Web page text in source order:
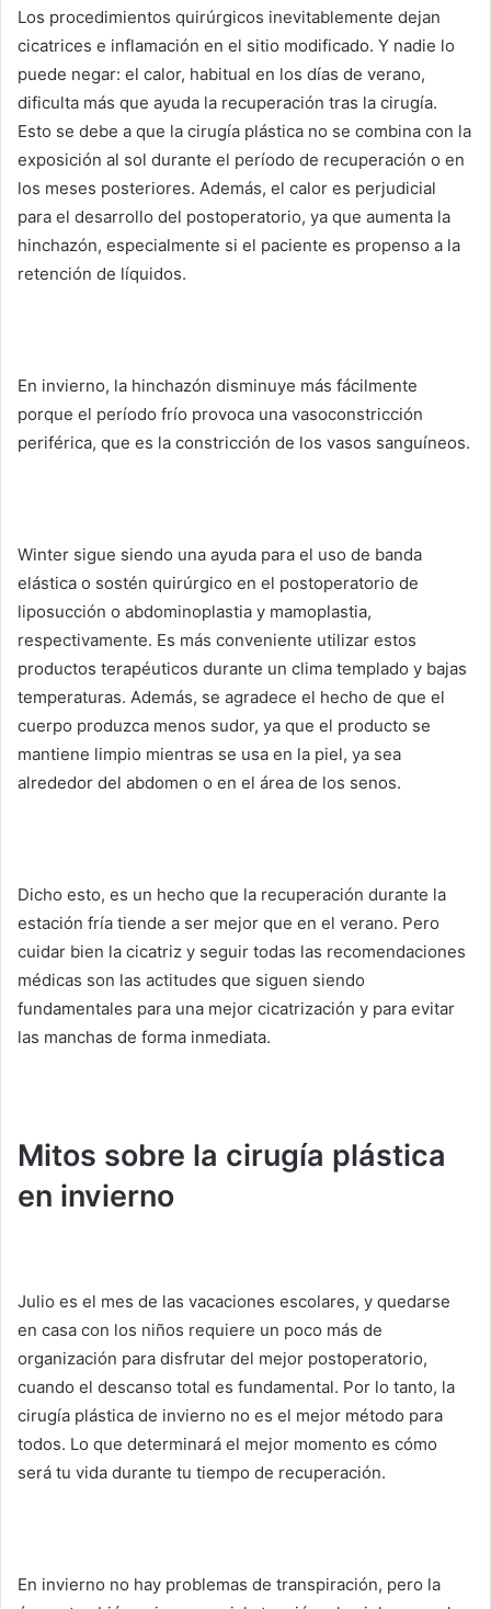
Los procedimientos quirúrgicos inevitablemente dejan
cicatrices e inflamación en el sitio modificado. Y nadie lo
puede negar: el calor, habitual en los días de verano,
dificulta más que ayuda la recuperación tras la cirugía.
Esto se debe a que la cirugía plástica no se combina con la
exposición al sol durante el período de recuperación o en
los meses posteriores. Además, el calor es perjudicial
para el desarrollo del postoperatorio, ya que aumenta la
hinchazón, especialmente si el paciente es propenso a la
retención de líquidos.
En invierno, la hinchazón disminuye más fácilmente
porque el período frío provoca una vasoconstricción
periférica, que es la constricción de los vasos sanguíneos.
Winter sigue siendo una ayuda para el uso de banda
elástica o sostén quirúrgico en el postoperatorio de
liposucción o abdominoplastia y mamoplastia,
respectivamente. Es más conveniente utilizar estos
productos terapéuticos durante un clima templado y bajas
temperaturas. Además, se agradece el hecho de que el
cuerpo produzca menos sudor, ya que el producto se
mantiene limpio mientras se usa en la piel, ya sea
alrededor del abdomen o en el área de los senos.
Dicho esto, es un hecho que la recuperación durante la
estación fría tiende a ser mejor que en el verano. Pero
cuidar bien la cicatriz y seguir todas las recomendaciones
médicas son las actitudes que siguen siendo
fundamentales para una mejor cicatrización y para evitar
las manchas de forma inmediata.
Mitos sobre la cirugía plástica
en invierno
Julio es el mes de las vacaciones escolares, y quedarse
en casa con los niños requiere un poco más de
organización para disfrutar del mejor postoperatorio,
cuando el descanso total es fundamental. Por lo tanto, la
cirugía plástica de invierno no es el mejor método para
todos. Lo que determinará el mejor momento es cómo
será tu vida durante tu tiempo de recuperación.
En invierno no hay problemas de transpiración, pero la